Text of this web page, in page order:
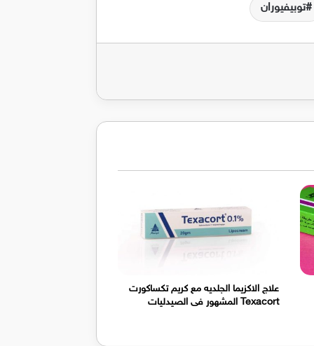
توبيفيوران
علاج الاكزيما الجلديه مع كريم تكساكورت
Texacort المشهور فى الصيدليات